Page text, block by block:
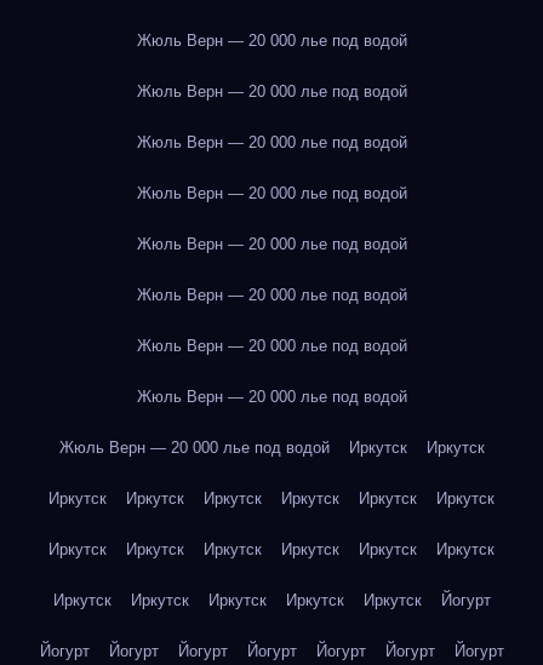
Жюль Верн — 20 000 лье под водой
Жюль Верн — 20 000 лье под водой
Жюль Верн — 20 000 лье под водой
Жюль Верн — 20 000 лье под водой
Жюль Верн — 20 000 лье под водой
Жюль Верн — 20 000 лье под водой
Жюль Верн — 20 000 лье под водой
Жюль Верн — 20 000 лье под водой
Жюль Верн — 20 000 лье под водой Иркутск Иркутск
Иркутск Иркутск Иркутск Иркутск Иркутск Иркутск
Иркутск Иркутск Иркутск Иркутск Иркутск Иркутск
Иркутск Иркутск Иркутск Иркутск Иркутск Йогурт
Йогурт Йогурт Йогурт Йогурт Йогурт Йогурт Йогурт